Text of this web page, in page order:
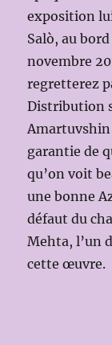
exposition
Salò, au
novembre
regretterez
Distribution
garantie de
qu’on voit
une bonne
défaut du
Mehta, l’un
cette œuvre.